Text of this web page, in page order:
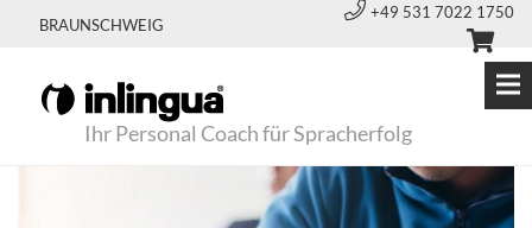
BRAUNSCHWEIG
+49 531 7022 1750
Ihr Personal Coach für Spracherfolg